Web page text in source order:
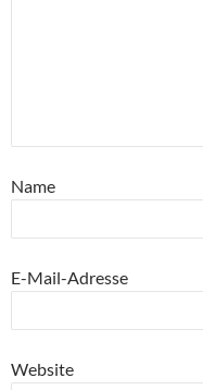
Name
E-Mail-Adresse
Website